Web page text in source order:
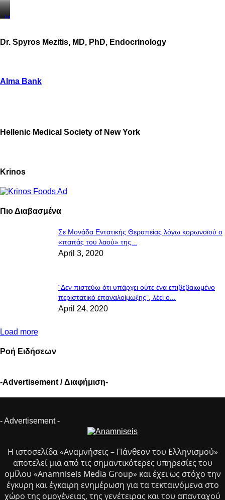
https://www.unitedbrothersfruitmarkets.com/
https://www.unitedbrothersfruitmarkets.com/
Dr. Spyros Mezitis, MD, PhD, Endocrinology
Alma Bank
Hellenic Medical Society of New York
Krinos
Πιο Διαβασμένα
Σε Μονάδα Εντατικής Θεραπείας λόγω κορωνοϊού ο
«παπάς του λαού» της...
April 3, 2020
“Δεν πιστεύω ότι υπάρχει ούτε ένα επιβεβαιωμένο
περιστατικό επαναλοίμωξης”, λέει ο...
April 24, 2020
Load more
Ροή Ειδήσεων
-Advertisement / Διαφήμιση-
- Advertisement -
Η ιστοσελίδα «Αναμνήσεις – Πάνθεον του Ελληνισμού»
αποτελεί μια από τις σημαντικότερες υπηρεσίες του
ομίλου «Anamniseis Media Group» και έχει ως στόχο την
έγκυρη και έγκαιρη ενημέρωση για τα τεκταινόμενα στο
χώρο της ομογένειας, της γενέτειρας και του απανταχού